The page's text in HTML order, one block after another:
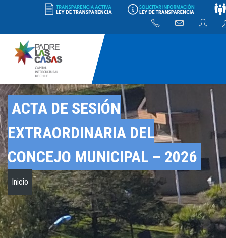
ACTA DE SESIÓN
EXTRAORDINARIA DEL
CONCEJO MUNICIPAL – 2026
Inicio